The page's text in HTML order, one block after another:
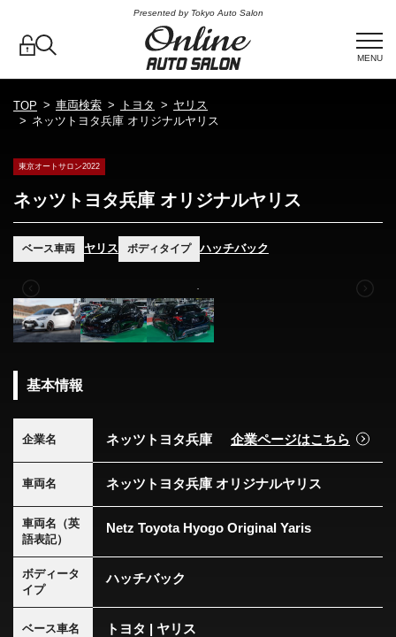
Presented by Tokyo Auto Salon
MENU
TOP 車両検索 トヨタ
ヤリス
ネッツトヨタ兵庫 オリジナルヤリス
東京オートサロン2022
ネッツトヨタ兵庫 オリジナルヤリス
ベース車両 ヤリス ボディタイプ ハッチバック
基本情報
企業名 ネッツトヨタ兵庫 企業ページはこちら
車両名 ネッツトヨタ兵庫 オリジナルヤリス
車両名（英
語表記）
Netz Toyota Hyogo Original Yaris
ボディータ
イプ
ハッチバック
ベース車名 トヨタ | ヤリス